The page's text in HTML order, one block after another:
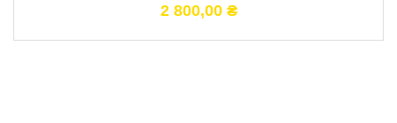
2 800,00 ₴